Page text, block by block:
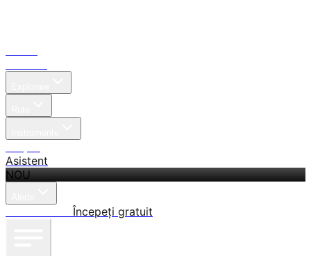
Asistent
NOU
Începeți gratuit